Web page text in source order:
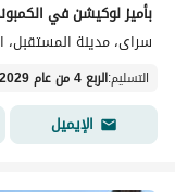
سراى، مدينة المستقبل،
التسليم:الربع 4 من عام 2029
الإيميل